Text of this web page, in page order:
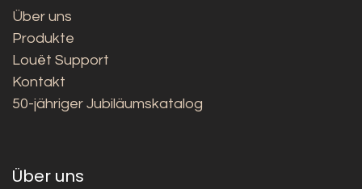
Über uns
Produkte
Louët Support
Kontakt
50-jähriger Jubiläumskatalog
Über uns